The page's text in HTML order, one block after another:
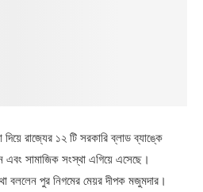
দিয়ে রাজ্যের ১২ টি সরকারি ব্লাড ব্যাঙ্কে
এবং সামাজিক সংস্থা এগিয়ে এসেছে।
বললেন পুর নিগমের মেয়র দীপক মজুমদার।